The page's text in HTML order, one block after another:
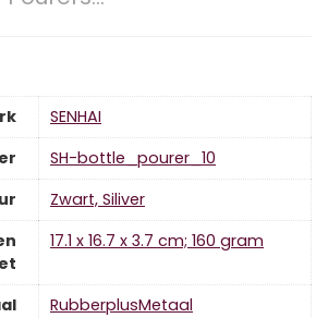
‎SENHAI
‎SH-bottle_pourer_10
‎Zwart, Siliver
‎17.1 x 16.7 x 3.7 cm; 160 gram
‎RubberplusMetaal